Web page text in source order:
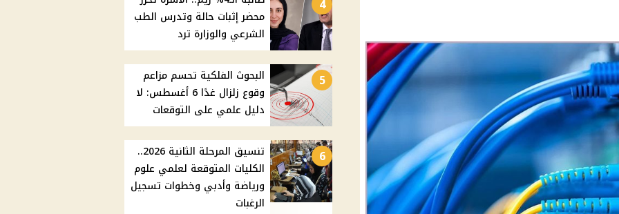
4
محضر إثبات حالة وتدرس الطب
الشرعي والوزارة ترد
5
البحوث الفلكية تحسم مزاعم
وقوع زلزال غدًا 6 أغسطس: لا
دليل علمي على التوقعات
6
تنسيق المرحلة الثانية 2026..
الكليات المتوقعة لعلمي علوم
ورياضة وأدبي وخطوات تسجيل
الرغبات